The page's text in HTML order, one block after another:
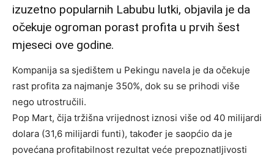
izuzetno popularnih Labubu lutki, objavila je da
očekuje ogroman porast profita u prvih šest
mjeseci ove godine.
Kompanija sa sjedištem u Pekingu navela je da očekuje
rast profita za najmanje 350%, dok su se prihodi više
nego utrostručili.
Pop Mart, čija tržišna vrijednost iznosi više od 40 milijardi
dolara (31,6 milijardi funti), također je saopćio da je
povećana profitabilnost rezultat veće prepoznatljivosti